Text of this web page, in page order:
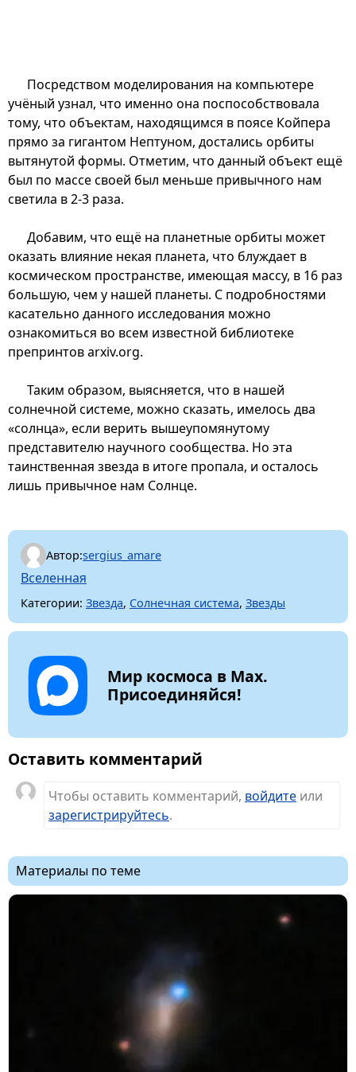
Посредством моделирования на компьютере
учёный узнал, что именно она поспособствовала
тому, что объектам, находящимся в поясе Койпера
прямо за гигантом Нептуном, достались орбиты
вытянутой формы. Отметим, что данный объект ещё
был по массе своей был меньше привычного нам
светила в 2-3 раза.
Добавим, что ещё на планетные орбиты может
оказать влияние некая планета, что блуждает в
космическом пространстве, имеющая массу, в 16 раз
большую, чем у нашей планеты. С подробностями
касательно данного исследования можно
ознакомиться во всем известной библиотеке
препринтов arxiv.org.
Таким образом, выясняется, что в нашей
солнечной системе, можно сказать, имелось два
«солнца», если верить вышеупомянутому
представителю научного сообщества. Но эта
таинственная звезда в итоге пропала, и осталось
лишь привычное нам Солнце.
Автор:sergius_amare
Вселенная
Категории: Звезда, Солнечная система, Звезды
Мир космоса в Max.
Присоединяйся!
Оставить комментарий
Чтобы оставить комментарий, войдите или
зарегистрируйтесь.
Материалы по теме